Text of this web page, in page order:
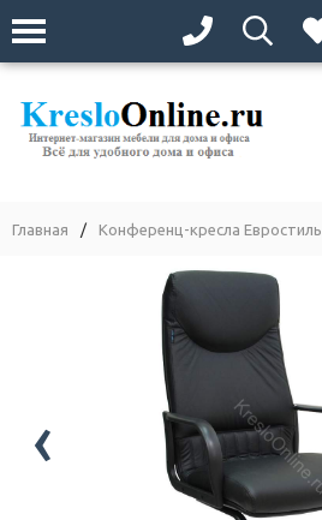
Главная / Конференц-кресла Евростиль
‹